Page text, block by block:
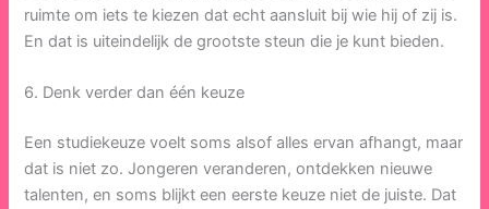
ruimte om iets te kiezen dat echt aansluit bij wie hij of zij is.
En dat is uiteindelijk de grootste steun die je kunt bieden.
6. Denk verder dan één keuze
Een studiekeuze voelt soms alsof alles ervan afhangt, maar
dat is niet zo. Jongeren veranderen, ontdekken nieuwe
talenten, en soms blijkt een eerste keuze niet de juiste. Dat